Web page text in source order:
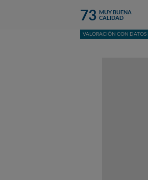
73 MUY BUENA
CALIDAD
VALORACIÓN CON DATOS